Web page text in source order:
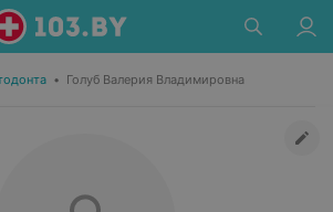
• Голуб Валерия Владимировна